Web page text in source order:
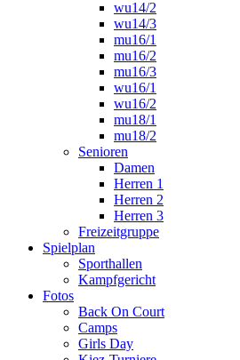
wu14/2
wu14/3
mu16/1
mu16/2
mu16/3
wu16/1
wu16/2
mu18/1
mu18/2
Senioren
Damen
Herren 1
Herren 2
Herren 3
Freizeitgruppe
Spielplan
Sporthallen
Kampfgericht
Fotos
Back On Court
Camps
Girls Day